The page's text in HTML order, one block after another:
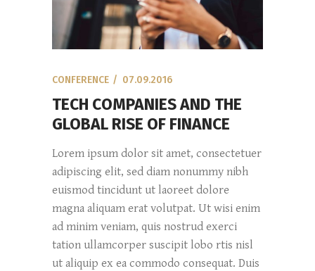
CONFERENCE 07.09.2016
TECH COMPANIES AND THE
GLOBAL RISE OF FINANCE
Lorem ipsum dolor sit amet, consectetuer
adipiscing elit, sed diam nonummy nibh
euismod tincidunt ut laoreet dolore
magna aliquam erat volutpat. Ut wisi enim
ad minim veniam, quis nostrud exerci
tation ullamcorper suscipit lobo rtis nisl
ut aliquip ex ea commodo consequat. Duis